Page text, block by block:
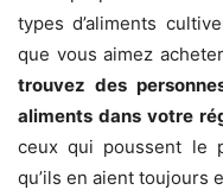
types d’aliments
que vous aimez
trouvez des
aliments dans votre
ceux qui poussent le
qu’ils en aient toujours